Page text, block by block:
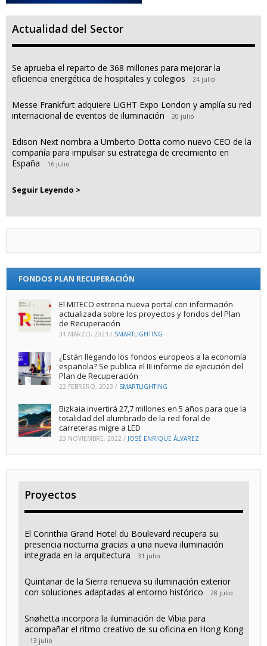
Actualidad del Sector
Se aprueba el reparto de 368 millones para mejorar la
eficiencia energética de hospitales y colegios
24 julio
Messe Frankfurt adquiere LiGHT Expo London y amplía su red
internacional de eventos de iluminación
20 julio
Edison Next nombra a Umberto Dotta como nuevo CEO de la
compañía para impulsar su estrategia de crecimiento en
España
16 julio
Seguir Leyendo >
FONDOS PLAN RECUPERACIÓN
El MITECO estrena nueva portal con información
actualizada sobre los proyectos y fondos del Plan
de Recuperación
31 MARZO, 2023 / SMARTLIGHTING
¿Están llegando los fondos europeos a la economía
española? Se publica el III informe de ejecución del
Plan de Recuperación
22 FEBRERO, 2023 / SMARTLIGHTING
Bizkaia invertirá 27,7 millones en 5 años para que la
totalidad del alumbrado de la red foral de
carreteras migre a LED
23 NOVIEMBRE, 2022 / JOSÉ ENRIQUE ÁLVAREZ
Proyectos
El Corinthia Grand Hotel du Boulevard recupera su
presencia nocturna gracias a una nueva iluminación
integrada en la arquitectura
31 julio
Quintanar de la Sierra renueva su iluminación exterior
con soluciones adaptadas al entorno histórico
28 julio
Snøhetta incorpora la iluminación de Vibia para
acompañar el ritmo creativo de su oficina en Hong Kong
13 julio